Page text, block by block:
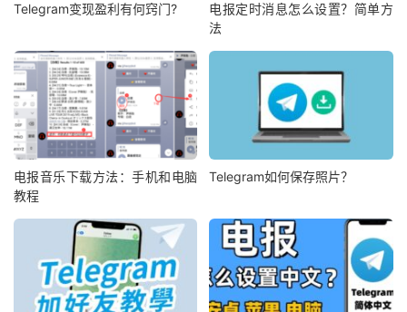
Telegram变现盈利有何窍门?
电报定时消息怎么设置？简单方
法
电报音乐下载方法：手机和电脑
教程
Telegram如何保存照片？